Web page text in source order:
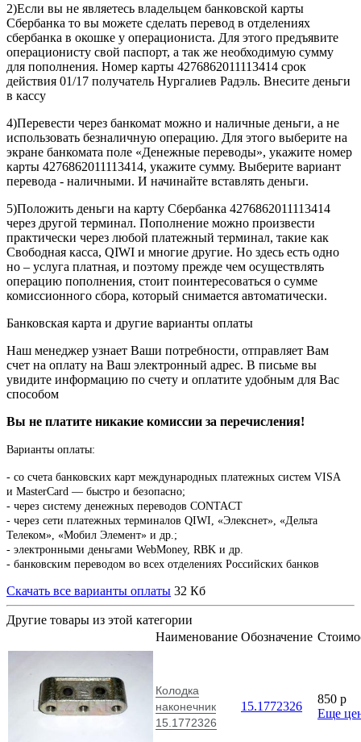
2)Если вы не являетесь владельцем банковской карты
Сбербанка то вы можете сделать перевод в отделениях
сбербанка в окошке у операциониста. Для этого предъявите
операционисту свой паспорт, а так же необходимую сумму
для пополнения. Номер карты 4276862011113414 срок
действия 01/17 получатель Нургалиев Радэль. Внесите деньги
в кассу
4)Перевести через банкомат можно и наличные деньги, а не
использовать безналичную операцию. Для этого выберите на
экране банкомата поле «Денежные переводы», укажите номер
карты 4276862011113414, укажите сумму. Выберите вариант
перевода - наличными. И начинайте вставлять деньги.
5)Положить деньги на карту Сбербанка 4276862011113414
через другой терминал. Пополнение можно произвести
практически через любой платежный терминал, такие как
Свободная касса, QIWI и многие другие. Но здесь есть одно
но – услуга платная, и поэтому прежде чем осуществлять
операцию пополнения, стоит поинтересоваться о сумме
комиссионного сбора, который снимается автоматически.
Банковская карта и другие варианты оплаты
Наш менеджер узнает Ваши потребности, отправляет Вам
счет на оплату на Ваш электронный адрес. В письме вы
увидите информацию по счету и оплатите удобным для Вас
способом
Вы не платите никакие комиссии за перечисления!
Варианты оплаты:
- со счета банковских карт международных платежных систем VISA
и MasterCard — быстро и безопасно;
- через систему денежных переводов CONTACT
- через сети платежных терминалов QIWI, «Элекснет», «Дельта
Телеком», «Мобил Элемент» и др.;
- электронными деньгами WebMoney, RBK и др.
- банковским переводом во всех отделениях Российских банков
Скачать все варианты оплаты 32 Кб
Другие товары из этой категории
Наименование Обозначение
Колодка
наконечник
15.1772326
15.1772326
850 p
Еще